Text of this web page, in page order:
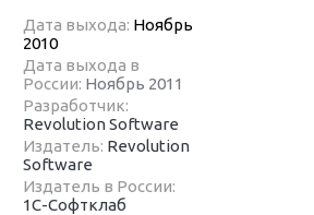
Дата выхода: Ноябрь
2010
Дата выхода в
России: Ноябрь 2011
Разработчик:
Revolution Software
Издатель: Revolution
Software
Издатель в России:
1C-Софтклаб